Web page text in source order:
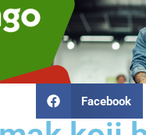
Facebook